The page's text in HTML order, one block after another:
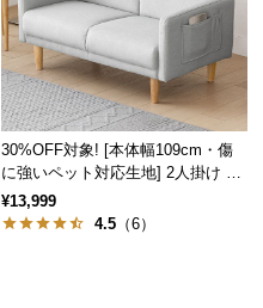
30%OFF対象! [本体幅109cm・傷
に強いペット対応生地] 2人掛け コ
ンパクトソファ ポケット付き
¥13,999
4.5 （6）